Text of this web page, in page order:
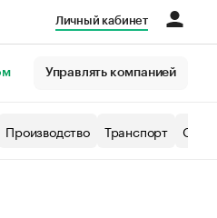
Личный кабинет
Управлять компанией
Производство Транспорт